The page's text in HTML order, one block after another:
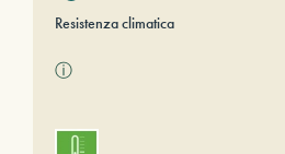
Resistenza climatica
ⓘ